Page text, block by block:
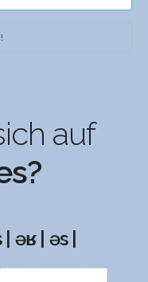
auf
| əʁ | əs |